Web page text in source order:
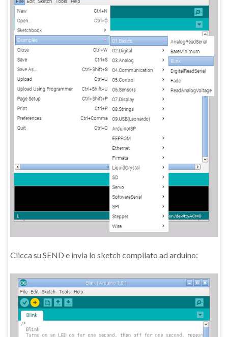
Clicca su SEND e invia lo sketch compilato ad arduino: